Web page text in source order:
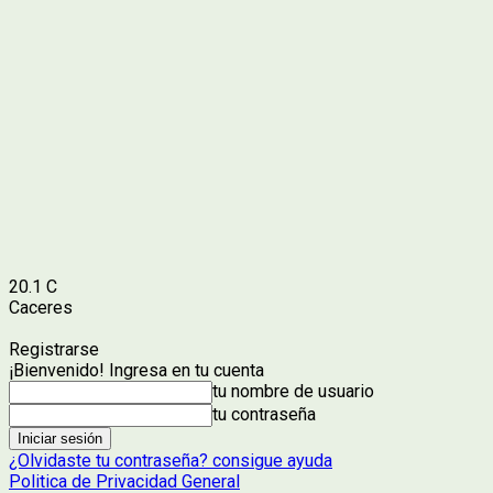
20.1 C
Caceres
Registrarse
¡Bienvenido! Ingresa en tu cuenta
tu nombre de usuario
tu contraseña
¿Olvidaste tu contraseña? consigue ayuda
Politica de Privacidad General